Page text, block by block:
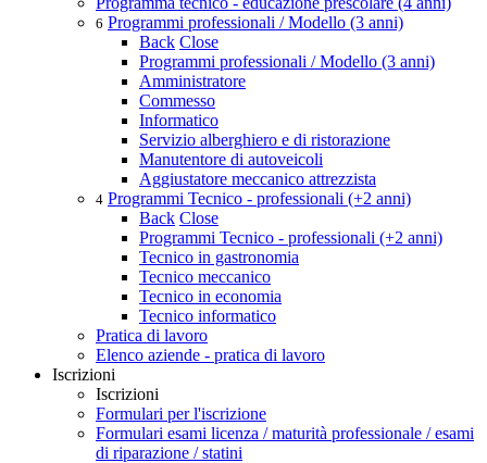
6 Programmi professionali / Modello (3 anni)
Back Close
Programmi professionali / Modello (3 anni)
Amministratore
Commesso
Informatico
Servizio alberghiero e di ristorazione
Manutentore di autoveicoli
Aggiustatore meccanico attrezzista
4 Programmi Tecnico - professionali (+2 anni)
Back Close
Programmi Tecnico - professionali (+2 anni)
Tecnico in gastronomia
Tecnico meccanico
Tecnico in economia
Tecnico informatico
Pratica di lavoro
Elenco aziende - pratica di lavoro
Iscrizioni
Iscrizioni
Formulari per l'iscrizione
Formulari esami licenza / maturità professionale / esami
di riparazione / statini